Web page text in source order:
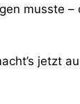
musste –
jetzt